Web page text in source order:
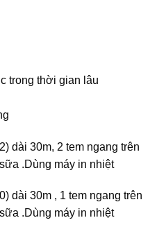
trong thời gian lâu
dài 30m, 2 tem ngang trên
.Dùng máy in nhiệt
dài 30m , 1 tem ngang trên
.Dùng máy in nhiệt